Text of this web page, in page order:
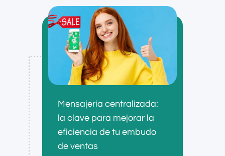
Mensajería centralizada:
la clave para mejorar la
eficiencia de tu embudo
de ventas